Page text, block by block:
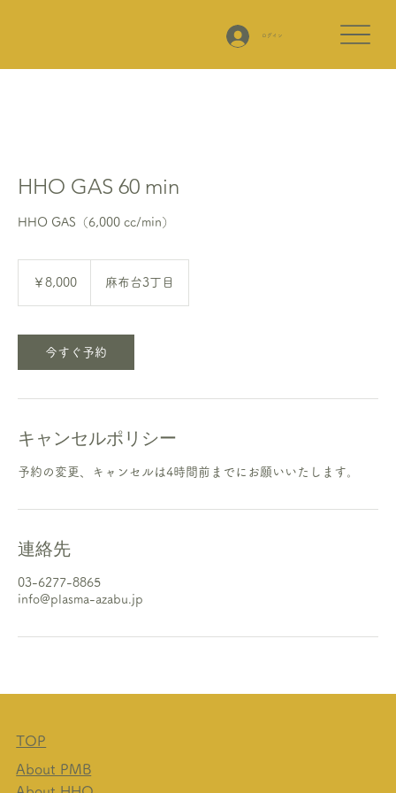
ログイン
HHO GAS 60 min
HHO GAS（6,000 cc/min）
￥8,000 麻布台3丁目
今すぐ予約
キャンセルポリシー
予約の変更、キャンセルは4時間前までにお願いいたします。
連絡先
03-6277-8865
info@plasma-azabu.jp
TOP
About PMB